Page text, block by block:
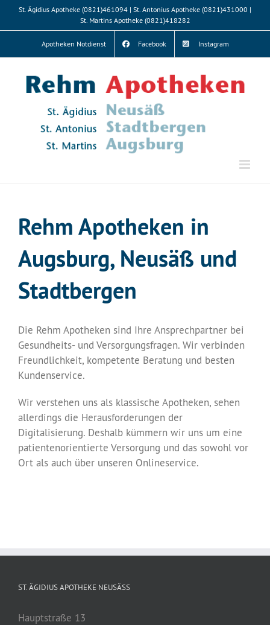
St. Ägidius Apotheke (0821)461094 | St. Antonius Apotheke (0821)431000 |
St. Martins Apotheke (0821)418282
Apotheken Notdienst Facebook Instagram
Rehm Apotheken in
Augsburg, Neusäß und
Stadtbergen
Die Rehm Apotheken sind Ihre Ansprechpartner bei
Gesundheits- und Versorgungsfragen. Wir verbinden
Freundlichkeit, kompetente Beratung und besten
Kundenservice.
Wir verstehen uns als klassische Apotheken, sehen
allerdings die Herausforderungen der
Digitalisierung. Deshalb kümmern wir uns um eine
patientenorientierte Versorgung und das sowohl vor
Ort als auch über unseren Onlineservice.
ST. ÄGIDIUS APOTHEKE NEUSÄSS
Hauptstraße 13